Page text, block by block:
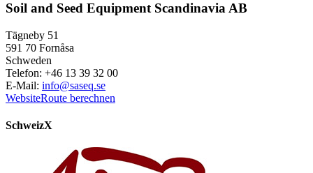
Soil and Seed Equipment Scandinavia AB
Tägneby 51
591 70 Fornåsa
Schweden
Telefon: +46 13 39 32 00
E-Mail: info@saseq.se
WebsiteRoute berechnen
SchweizX